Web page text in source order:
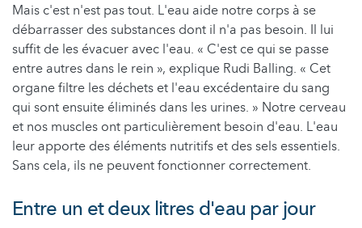
Mais c'est n'est pas tout. L'eau aide notre corps à se
débarrasser des substances dont il n'a pas besoin. Il lui
suffit de les évacuer avec l'eau. « C'est ce qui se passe
entre autres dans le rein », explique Rudi Balling. « Cet
organe filtre les déchets et l'eau excédentaire du sang
qui sont ensuite éliminés dans les urines. » Notre cerveau
et nos muscles ont particulièrement besoin d'eau. L'eau
leur apporte des éléments nutritifs et des sels essentiels.
Sans cela, ils ne peuvent fonctionner correctement.
Entre un et deux litres d'eau par jour